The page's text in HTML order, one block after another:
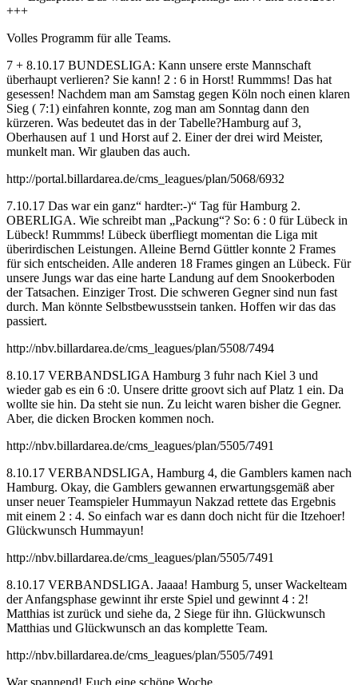
+++
Volles Programm für alle Teams.
7 + 8.10.17 BUNDESLIGA: Kann unsere erste Mannschaft
überhaupt verlieren? Sie kann! 2 : 6 in Horst! Rummms! Das hat
gesessen! Nachdem man am Samstag gegen Köln noch einen klaren
Sieg ( 7:1) einfahren konnte, zog man am Sonntag dann den
kürzeren. Was bedeutet das in der Tabelle?Hamburg auf 3,
Oberhausen auf 1 und Horst auf 2. Einer der drei wird Meister,
munkelt man. Wir glauben das auch.
http://portal.billardarea.de/cms_leagues/plan/5068/6932
7.10.17 Das war ein ganz“ hardter:-)“ Tag für Hamburg 2.
OBERLIGA. Wie schreibt man „Packung“? So: 6 : 0 für Lübeck in
Lübeck! Rummms! Lübeck überfliegt momentan die Liga mit
überirdischen Leistungen. Alleine Bernd Güttler konnte 2 Frames
für sich entscheiden. Alle anderen 18 Frames gingen an Lübeck. Für
unsere Jungs war das eine harte Landung auf dem Snookerboden
der Tatsachen. Einziger Trost. Die schweren Gegner sind nun fast
durch. Man könnte Selbstbewusstsein tanken. Hoffen wir das das
passiert.
http://nbv.billardarea.de/cms_leagues/plan/5508/7494
8.10.17 VERBANDSLIGA Hamburg 3 fuhr nach Kiel 3 und
wieder gab es ein 6 :0. Unsere dritte groovt sich auf Platz 1 ein. Da
wollte sie hin. Da steht sie nun. Zu leicht waren bisher die Gegner.
Aber, die dicken Brocken kommen noch.
http://nbv.billardarea.de/cms_leagues/plan/5505/7491
8.10.17 VERBANDSLIGA, Hamburg 4, die Gamblers kamen nach
Hamburg. Okay, die Gamblers gewannen erwartungsgemäß aber
unser neuer Teamspieler Hummayun Nakzad rettete das Ergebnis
mit einem 2 : 4. So einfach war es dann doch nicht für die Itzehoer!
Glückwunsch Hummayun!
http://nbv.billardarea.de/cms_leagues/plan/5505/7491
8.10.17 VERBANDSLIGA. Jaaaa! Hamburg 5, unser Wackelteam
der Anfangsphase gewinnt ihr erste Spiel und gewinnt 4 : 2!
Matthias ist zurück und siehe da, 2 Siege für ihn. Glückwunsch
Matthias und Glückwunsch an das komplette Team.
http://nbv.billardarea.de/cms_leagues/plan/5505/7491
War spannend! Euch eine schöne Woche.